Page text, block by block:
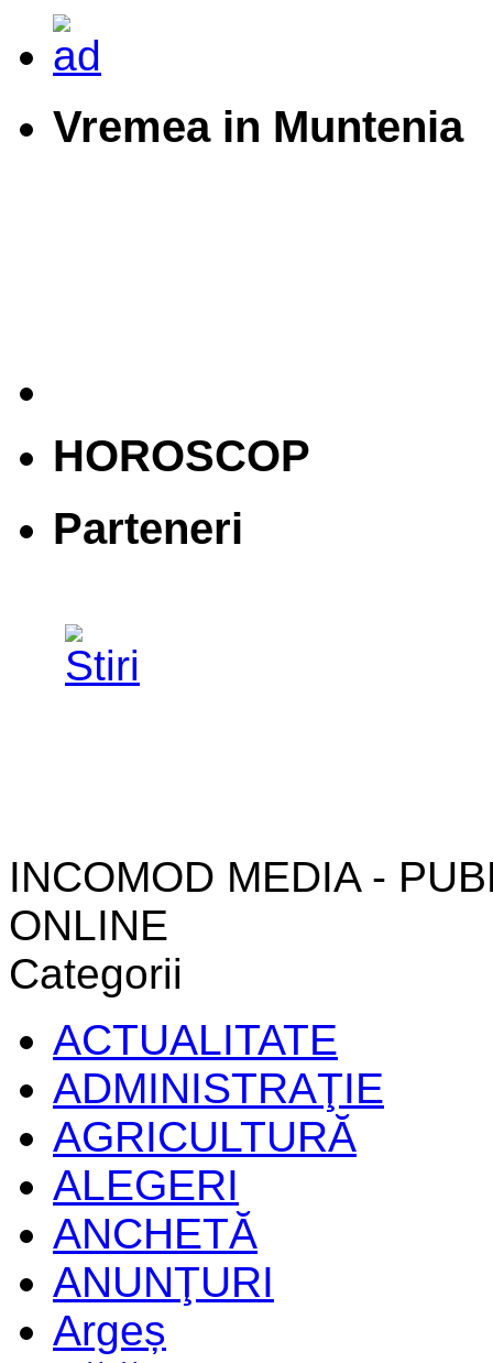
Vremea in Muntenia
HOROSCOP
Parteneri
INCOMOD MEDIA -
ONLINE
Categorii
ACTUALITATE
ADMINISTRAŢIE
AGRICULTURĂ
ALEGERI
ANCHETĂ
ANUNŢURI
Argeș